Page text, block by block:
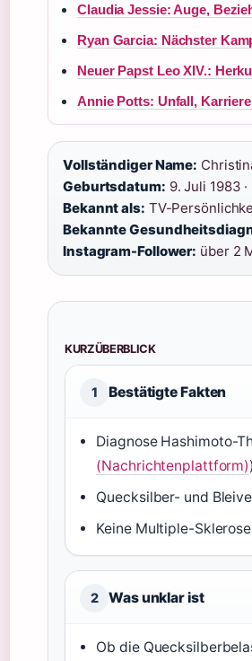
Claudia Jessie: Auge,
Ryan Garcia: Nächster
Neuer Papst Leo XIV.:
Annie Potts: Unfall,
Vollständiger Name:
Geburtsdatum: 9. Juli 1983 ·
Bekannt als: TV-
Bekannte
Instagram-Follower: über 2
KURZÜBERBLICK
1 Bestätigte Fakten
Diagnose Hashimoto-
(Nachrichtenplattform))
Quecksilber- und
Keine Multiple-
2 Was unklar ist
Ob die